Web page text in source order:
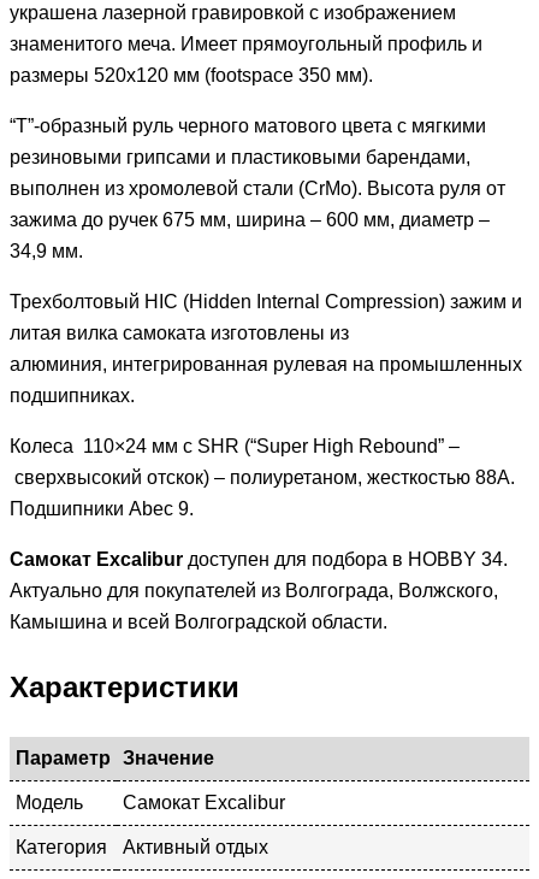
украшена лазерной гравировкой с изображением
знаменитого меча. Имеет прямоугольный профиль и
размеры 520х120 мм (footspace 350 мм).
“T”-образный руль черного матового цвета с мягкими
резиновыми грипсами и пластиковыми барендами,
выполнен из хромолевой стали (CrMo). Высота руля от
зажима до ручек 675 мм, ширина – 600 мм, диаметр –
34,9 мм.
Трехболтовый HIC (Hidden Internal Compression) зажим и
литая вилка самоката изготовлены из
алюминия, интегрированная рулевая на промышленных
подшипниках.
Колеса 110×24 мм c SHR (“Super High Rebound” –
сверхвысокий отскок) – полиуретаном, жесткостью 88A.
Подшипники Abec 9.
Самокат Excalibur доступен для подбора в HOBBY 34.
Актуально для покупателей из Волгограда, Волжского,
Камышина и всей Волгоградской области.
Характеристики
Параметр Значение
Модель Самокат Excalibur
Категория Активный отдых